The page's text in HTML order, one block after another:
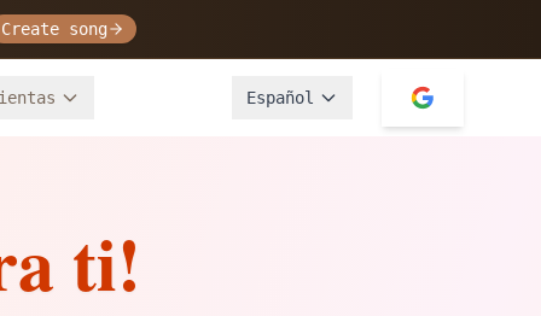
Create song
Español
ti!